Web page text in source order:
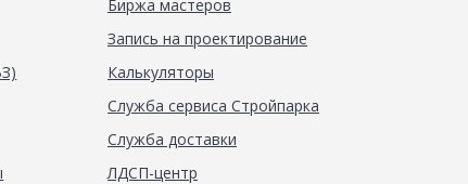
Биржа мастеров
Запись на проектирование
Калькуляторы
Служба сервиса Стройпарка
Служба доставки
ЛДСП-центр